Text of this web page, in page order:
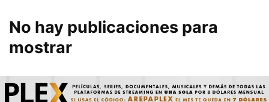
No hay publicaciones para
mostrar